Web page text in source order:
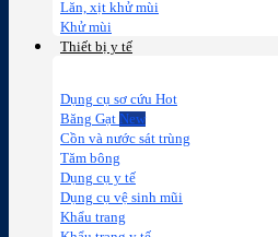
Lăn, xịt khử mùi
Khử mùi
Thiết bị y tế
Dụng cụ sơ cứu
Băng Gạt
Cồn và nước sát trùng
Tăm bông
Dụng cụ y tế
Dụng cụ vệ sinh mũi
Khẩu trang